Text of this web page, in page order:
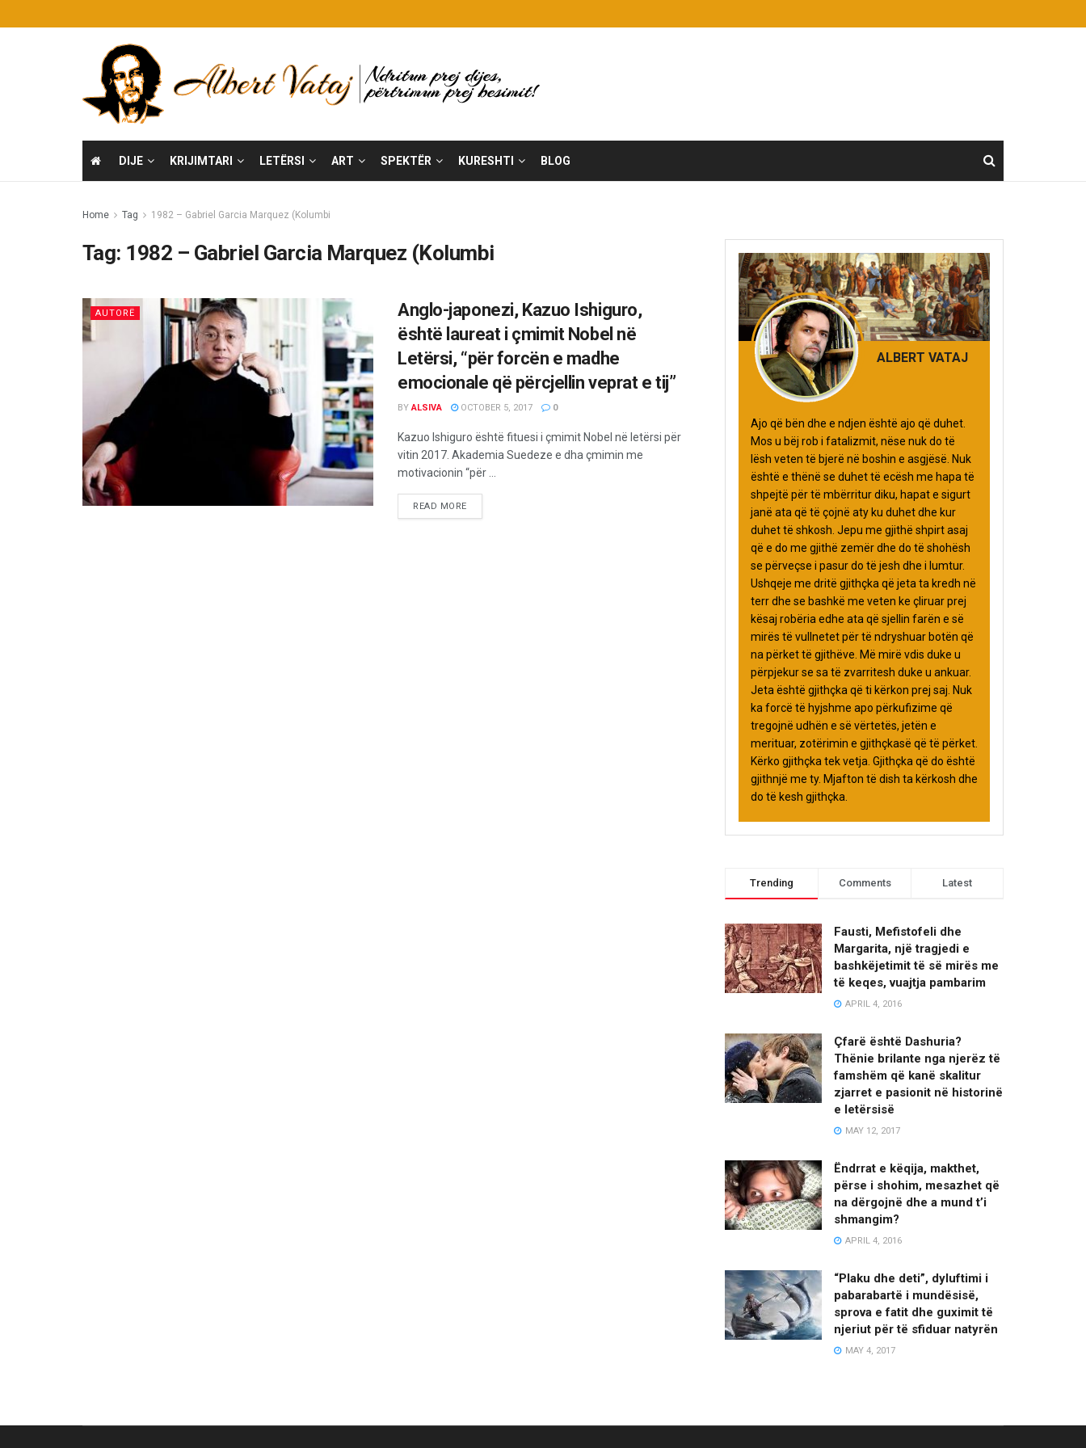
DIJE KRIJIMTARI LETËRSI ART SPEKTËR KURESHTI BLOG
Home Tag 1982 – Gabriel Garcia Marquez (Kolumbi
Tag: 1982 – Gabriel Garcia Marquez (Kolumbi
AUTORË
Anglo-japonezi, Kazuo Ishiguro,
është laureat i çmimit Nobel në
Letërsi, “për forcën e madhe
emocionale që përcjellin veprat e tij”
BY ALSIVA OCTOBER 5, 2017 0
Kazuo Ishiguro është fituesi i çmimit Nobel në letërsi për
vitin 2017. Akademia Suedeze e dha çmimin me
motivacionin “për ...
READ MORE
ALBERT VATAJ
Ajo që bën dhe e ndjen është ajo që duhet.
Mos u bëj rob i fatalizmit, nëse nuk do të
lësh veten të bjerë në boshin e asgjësë. Nuk
është e thënë se duhet të ecësh me hapa të
shpejtë për të mbërritur diku, hapat e sigurt
janë ata që të çojnë aty ku duhet dhe kur
duhet të shkosh. Jepu me gjithë shpirt asaj
që e do me gjithë zemër dhe do të shohësh
se përveçse i pasur do të jesh dhe i lumtur.
Ushqeje me dritë gjithçka që jeta ta kredh në
terr dhe se bashkë me veten ke çliruar prej
kësaj robëria edhe ata që sjellin farën e së
mirës të vullnetet për të ndryshuar botën që
na përket të gjithëve. Më mirë vdis duke u
përpjekur se sa të zvarritesh duke u ankuar.
Jeta është gjithçka që ti kërkon prej saj. Nuk
ka forcë të hyjshme apo përkufizime që
tregojnë udhën e së vërtetës, jetën e
merituar, zotërimin e gjithçkasë që të përket.
Kërko gjithçka tek vetja. Gjithçka që do është
gjithnjë me ty. Mjafton të dish ta kërkosh dhe
do të kesh gjithçka.
Trending Comments Latest
Fausti, Mefistofeli dhe
Margarita, një tragjedi e
bashkëjetimit të së mirës me
të keqes, vuajtja pambarim
APRIL 4, 2016
Çfarë është Dashuria?
Thënie brilante nga njerëz të
famshëm që kanë skalitur
zjarret e pasionit në historinë
e letërsisë
MAY 12, 2017
Ëndrrat e këqija, makthet,
përse i shohim, mesazhet që
na dërgojnë dhe a mund t’i
shmangim?
APRIL 4, 2016
“Plaku dhe deti”, dyluftimi i
pabarabartë i mundësisë,
sprova e fatit dhe guximit të
njeriut për të sfiduar natyrën
MAY 4, 2017